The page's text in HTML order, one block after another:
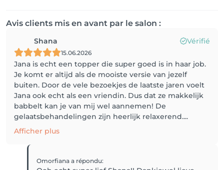
Avis clients mis en avant par le salon :
Shana Vérifié
15.06.2026
Jana is echt een topper die super goed is in haar job.
Je komt er altijd als de mooiste versie van jezelf
buiten. Door de vele bezoekjes de laatste jaren voelt
Jana ook echt als een vriendin. Dus dat ze makkelijk
babbelt kan je van mij wel aannemen! De
gelaatsbehandelingen zijn heerlijk relaxerend....
Afficher plus
Omorfianaa répondu: